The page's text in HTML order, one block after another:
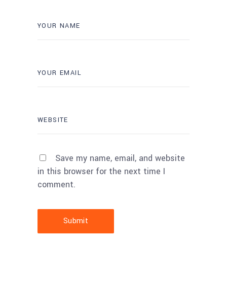
Save my name, email, and website
in this browser for the next time I
comment.
Submit